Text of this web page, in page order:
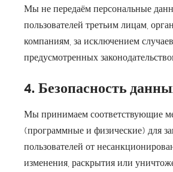
Мы не передаём персональные
пользователей третьим лицам,
компаниям, за исключением
предусмотренных
4. Безопасность
Мы принимаем соответствующие
(программные и физические) для
пользователей от
изменения, раскрытия или